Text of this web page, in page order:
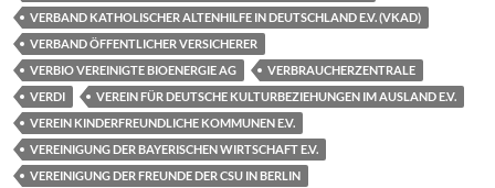
VERBAND KATHOLISCHER ALTENHILFE IN DEUTSCHLAND E.V. (VKAD)
VERBAND ÖFFENTLICHER VERSICHERER
VERBIO VEREINIGTE BIOENERGIE AG
VERBRAUCHERZENTRALE
VERDI
VEREIN FÜR DEUTSCHE KULTURBEZIEHUNGEN IM AUSLAND E.V.
VEREIN KINDERFREUNDLICHE KOMMUNEN E.V.
VEREINIGUNG DER BAYERISCHEN WIRTSCHAFT E.V.
VEREINIGUNG DER FREUNDE DER CSU IN BERLIN